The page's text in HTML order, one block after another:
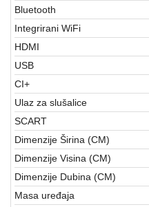
Bluetooth
Integrirani WiFi
HDMI
USB
CI+
Ulaz za slušalice
SCART
Dimenzije Širina (CM)
Dimenzije Visina (CM)
Dimenzije Dubina (CM)
Masa uređaja